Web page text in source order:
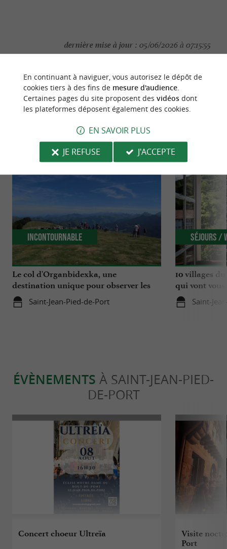
dernière mise à jour : 05/06/2026 à 07:15:55
NC-ND 4.0
NOUS AVONS TESTÉPOUR VOUS
Le col d'Organbidexka, une
destination unique pour observer les
oiseaux au Pays Basque
Saint-Jean-Pied-de-Port
Incontournable
10 villages
qui vont vous
Saint-
Séjours /
ÉVÈNEMENTS À SAINT-JEAN-PIED-
DE-PORT
Concert choeur Ultreïa
Visite
Port
En continuant à naviguer, vous autorisez le dépôt de
cookies tiers à des fins de mesure d'audience.
Certaines pages du site proposent des vidéosdont
les plateformes déposent également des cookies.
EN SAVOIR PLUS
JE REFUSE
J'ACCEPTE